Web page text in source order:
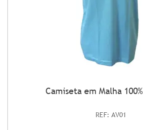
Camiseta em Malha
REF: AV01